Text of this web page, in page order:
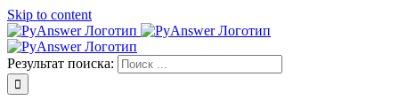
Skip to content
Результат поиска: